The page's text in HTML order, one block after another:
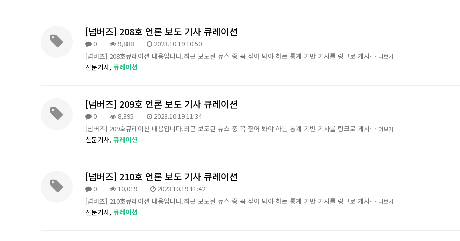
[넘버즈] 208호 언론 보도 기사 큐레이션
0 9,888
2023.10.19 10:50
[넘버즈] 208호큐레이션 내용입니다.최근 보도된 뉴스 중 꼭 짚어 봐야 하는 통계 기반 기사를 링크로 게시… 더보기
신문기사, 큐레이션
[넘버즈] 209호 언론 보도 기사 큐레이션
0 8,395
2023.10.19 11:34
[넘버즈] 209호큐레이션 내용입니다.최근 보도된 뉴스 중 꼭 짚어 봐야 하는 통계 기반 기사를 링크로 게시… 더보기
신문기사, 큐레이션
[넘버즈] 210호 언론 보도 기사 큐레이션
0 10,019
2023.10.19 11:42
[넘버즈] 210호큐레이션 내용입니다.최근 보도된 뉴스 중 꼭 짚어 봐야 하는 통계 기반 기사를 링크로 게시… 더보기
신문기사, 큐레이션